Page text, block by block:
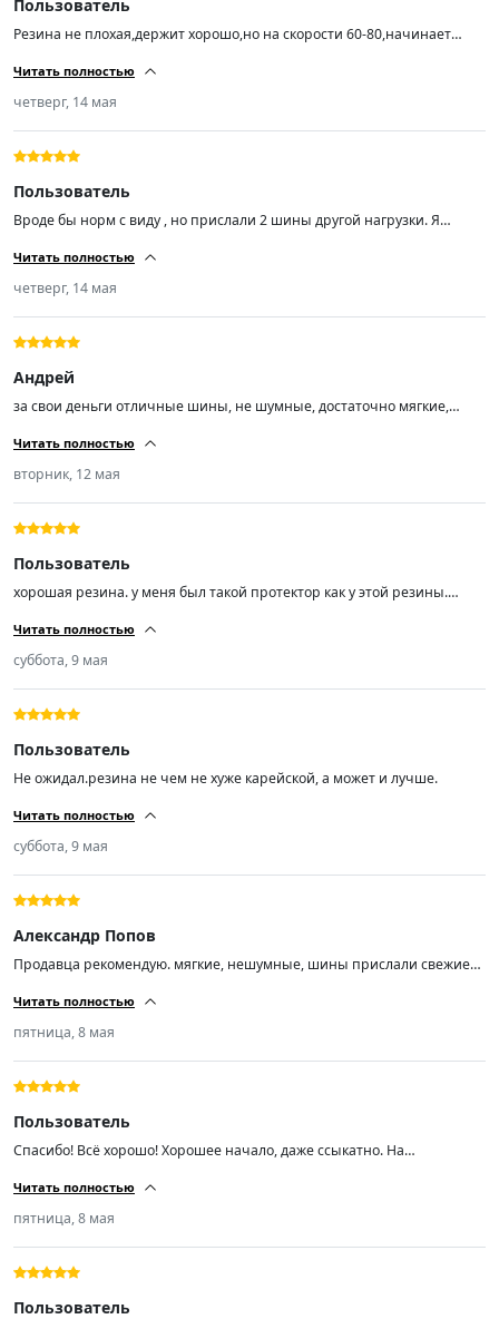
Пользователь
Резина не плохая,держит хорошо,но на скорости 60-80,начинает
чувствуется,балансировку делали
Читать полностью
четверг, 14 мая
Пользователь
Вроде бы норм с виду , но прислали 2 шины другой нагрузки. Я
пришли Trazano ZuperEco Z-107 Шины летние 205/55 R16 91V.
Читать полностью
четверг, 14 мая
Андрей
за свои деньги отличные шины, не шумные, достаточно мягкие,
Читать полностью
вторник, 12 мая
Пользователь
хорошая резина. у меня был такой протектор как у этой резины.
доволен.спасибо.
Читать полностью
суббота, 9 мая
Пользователь
Не ожидал.резина не чем не хуже карейской, а может и лучше.
Читать полностью
суббота, 9 мая
Александр Попов
Продавца рекомендую. мягкие, нешумные, шины прислали свежие
Читать полностью
пятница, 8 мая
Пользователь
Спасибо! Всё хорошо! Хорошее начало, даже ссыкатно. На
30гр. это максимум. Диски стальные ваз r14 заводские 5 лет
эксплуатации. Недокама, блеватти, хердеганд что-то.... Если продавец
точно знает что делает, то можно пожелать только успехов во всём!
Читать полностью
пятница, 8 мая
Пользователь